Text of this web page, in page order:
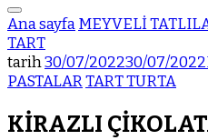
mi
arıyorsunuz?
Ana sayfaMEYVELİ
TART
tarih30/07/202230/07/2022
PASTALARTART TURTA
KİRAZLI